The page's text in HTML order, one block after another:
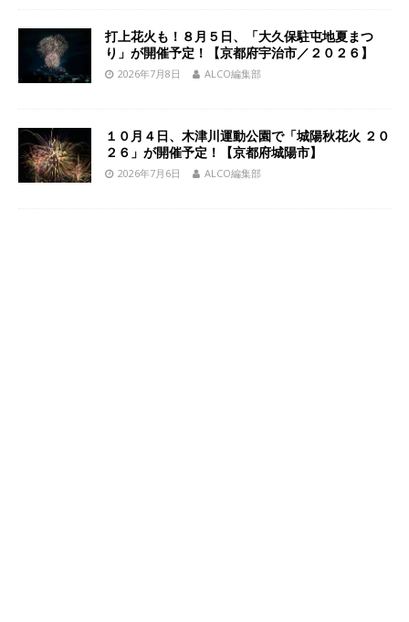
打上花火も！８月５日、「大久保駐屯地夏まつ
り」が開催予定！【京都府宇治市／２０２６】
2026年7月8日 ALCO編集部
１０月４日、木津川運動公園で「城陽秋花火 ２０
２６」が開催予定！【京都府城陽市】
2026年7月6日 ALCO編集部